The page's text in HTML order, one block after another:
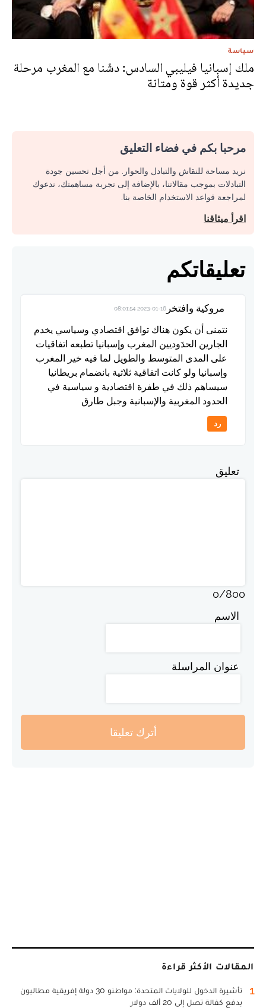
سياسة
ملك إسبانيا فيليبي السادس: دشّنا مع المغرب مرحلة
جديدة أكثر قوة ومتانة
مرحبا بكم في فضاء التعليق
نريد مساحة للنقاش والتبادل والحوار. من أجل تحسين جودة
التبادلات بموجب مقالاتنا، بالإضافة إلى تجربة مساهمتك، ندعوك
لمراجعة قواعد الاستخدام الخاصة بنا.
اقرأ ميثاقنا
تعليقاتكم
مروكية وافتخر 2023-01-16 08:01:54
نتمنى أن يكون هناك توافق اقتصادي وسياسي يخدم
الجارين الحدَوديين المغرب وإسبانيا تطبعه اتفاقيات
على المدى المتوسط والطويل لما فيه خير المغرب
وإسبانيا ولو كانت اتفاقية ثلاثية بانضمام بريطانيا
سيساهم ذلك في طفرة اقتصادية و سياسية في
الحدود المغربية والإسبانية وجبل طارق
رد
تعليق
0/800
الاسم
عنوان المراسلة
أترك تعليقا
المقالات الأكثر قراءة
1
تأشيرة الدخول للولايات المتحدة: مواطنو 30 دولة إفريقية مطالبون
بدفع كفالة تصل إلى 20 ألف دولار